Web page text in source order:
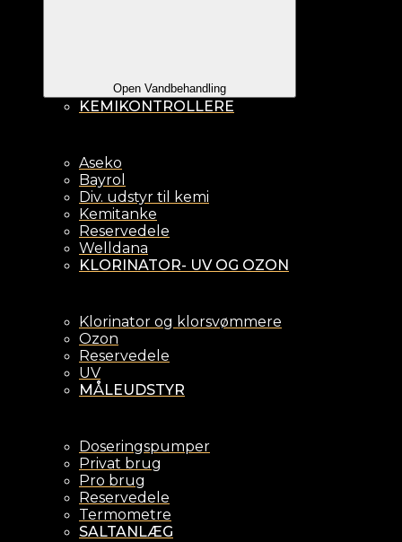
Open Vandbehandling
KEMIKONTROLLERE
Aseko
Bayrol
Div. udstyr til kemi
Kemitanke
Reservedele
Welldana
KLORINATOR- UV OG OZON
Klorinator og klorsvømmere
Ozon
Reservedele
UV
MÅLEUDSTYR
Doseringspumper
Privat brug
Pro brug
Reservedele
Termometre
SALTANLÆG